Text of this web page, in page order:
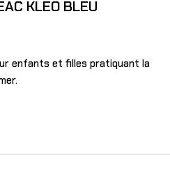
KLEO BLEU
enfants et filles pratiquant la